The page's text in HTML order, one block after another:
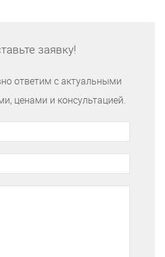
заявку!
ответим с актуальными
ценами и консультацией.